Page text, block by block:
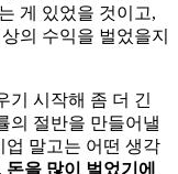
게 있었을 것이고,
의 수익을 벌었을지
기 시작해 좀 더 긴
의 절반을 만들어낼
업 말고는 어떤 생각
돈을 많이 벌었기에